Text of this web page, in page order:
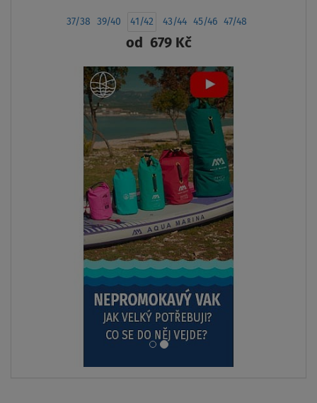
SKLADEM
S M L XL XXL XXXL
od1 099 Kč 1 449 Kč